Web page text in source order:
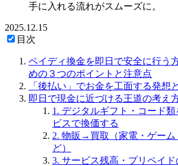
手に入れる流れがスムーズに。
2025.12.15
目次
ペイディ換金を即日で安全に行う
めの３つのポイントと注意点
「後払い」でお金を工面する発想
即日で現金に近づける王道の考え
1. デジタルギフト・コード
ビスで換価する
2. 物販→買取（家電・ゲーム
ど）
3. サービス残高・プリペイ